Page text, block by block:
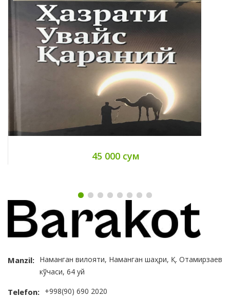
45 000 сум
Manzil: Наманган вилояти, Наманган шаҳри, Қ. Отамирзаев
кўчаси, 64 уй
Telefon: +998(90) 690 2020